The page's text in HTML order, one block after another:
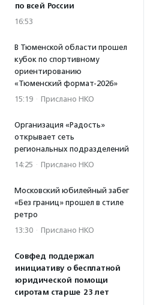
по всей России
16:53
В Тюменской области прошел
кубок по спортивному
ориентированию
«Тюменский формат-2026»
15:19 · Прислано НКО
Организация «Радость»
открывает сеть
региональных подразделений
14:25 · Прислано НКО
Московский юбилейный забег
«Без границ» прошел в стиле
ретро
13:30 · Прислано НКО
Совфед поддержал
инициативу о бесплатной
юридической помощи
сиротам старше 23 лет